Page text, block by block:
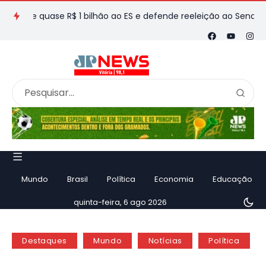
quase R$ 1 bilhão ao ES e defende reeleição ao Senado em
Mundo Brasil Política Economia Educação
quinta-feira, 6 ago 2026
Destaques Mundo Notícias Política